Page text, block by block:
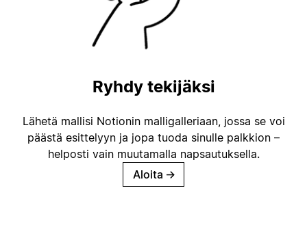
Ryhdy tekijäksi
Lähetä mallisi Notionin malligalleriaan, jossa se voi
päästä esittelyyn ja jopa tuoda sinulle palkkion –
helposti vain muutamalla napsautuksella.
Aloita →